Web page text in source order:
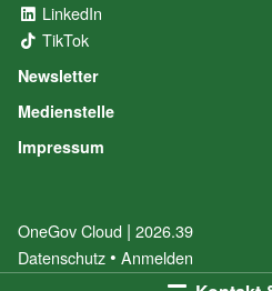
LinkedIn
TikTok
Newsletter
Medienstelle
Impressum
OneGov Cloud (External Link)
| 2026.39
Datenschutz (External Link)
Anmelden